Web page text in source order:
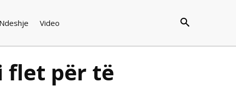
Ndeshje Video
flet për të